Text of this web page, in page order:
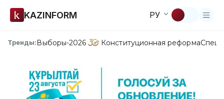
KAZINFORM РУ
Тренды:Выборы-2026 Конституционная реформа